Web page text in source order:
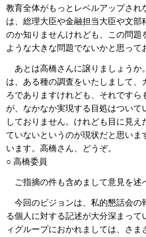
教育全体がもっとレベルアップされ
は、総理大臣や金融担当大臣や文
のか知りませんけれども、この問
ような大きな問題でないかと思って
あとは高橋さんに譲りましょう
は、ある種の調査をいたしまして、
ろでありますけれども、それですら
が、なかなか実現する目処はついて
しておりません。けれども目に見
ていないというのが現状だと思い
います。高橋さん、どうぞ。
○ 高橋委員
ご指摘の件も含めまして意見を述
今回のビジョンは、私的懇話会の
る個人に対する記述が大分深まっ
ィグループにおかれましては、さま